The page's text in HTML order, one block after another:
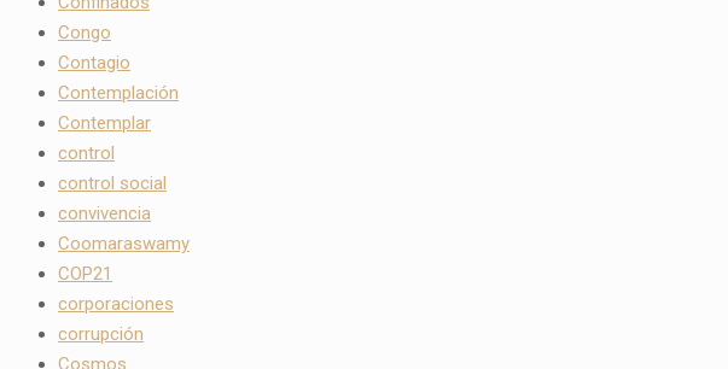
Congo
Contagio
Contemplación
Contemplar
control
control social
convivencia
Coomaraswamy
COP21
corporaciones
corrupción
Cosmos